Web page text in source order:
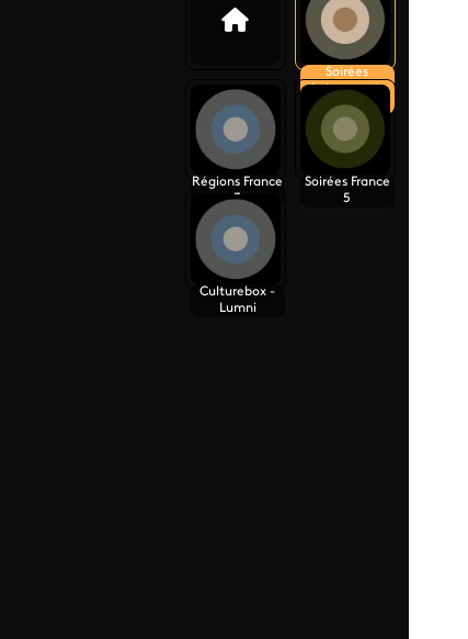
Soirées
événements
France 2
Régions France
3
Soirées France
5
Culturebox -
Lumni